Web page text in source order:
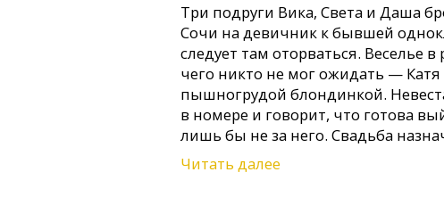
Три подруги Вика, Света и Даша
Сочи на девичник к бывшей
следует там оторваться. Веселье в
чего никто не мог ожидать — Катя
пышногрудой блондинкой.
в номере и говорит, что готова
лишь бы не за него. Свадьба
решительных подруг есть всего
Кате нового мужа.
Читать далее